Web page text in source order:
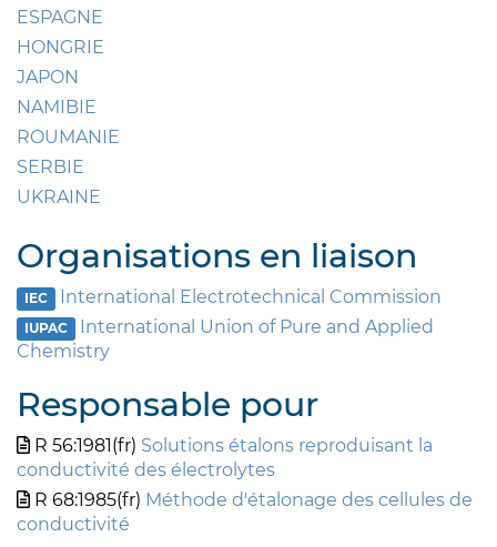
ESPAGNE
HONGRIE
JAPON
NAMIBIE
ROUMANIE
SERBIE
UKRAINE
Organisations en liaison
IEC International Electrotechnical Commission
IUPAC
International Union of Pure and Applied
Chemistry
Responsable pour
R 56:1981(fr) Solutions étalons reproduisant la
conductivité des électrolytes
R 68:1985(fr) Méthode d'étalonage des cellules de
conductivité